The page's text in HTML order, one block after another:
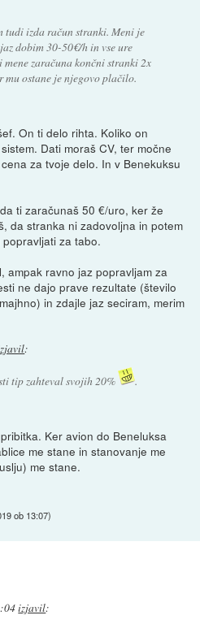
tudi izda račun stranki. Meni je
dobim 30-50€/h in vse ure
zaračuna končni stranki 2x
mu ostane je njegovo plačilo.
On ti delo rihta. Koliko on
Dati moraš CV, ter močne
za tvoje delo. In v Benekuksu
ti zaračunaš 50 €/uro, ker že
da stranka ni zadovoljna in potem
za tabo.
ampak ravno jaz popravljam za
ne dajo prave rezultate (število
in zdajle jaz seciram, merim
:
tip zahteval svojih 20% .
Ker avion do Beneluksa
me stane in stanovanje me
me stane.
ob 13:07)
izjavil: